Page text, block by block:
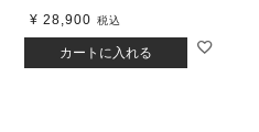
¥ 28,900 税込
カートに入れる